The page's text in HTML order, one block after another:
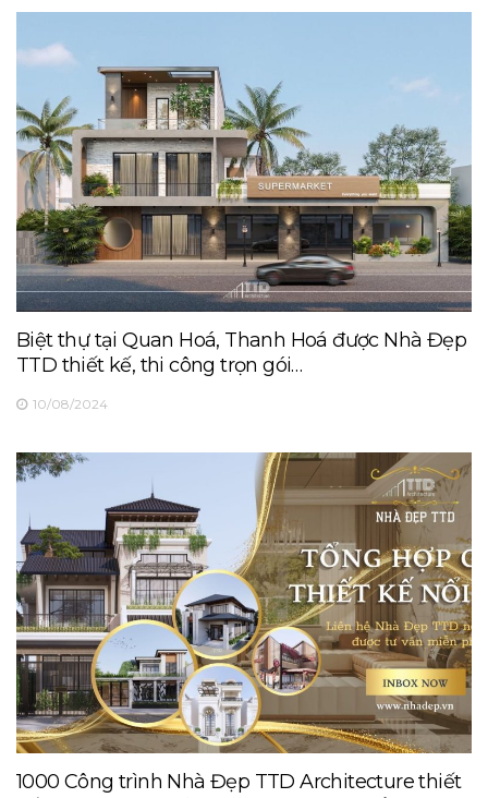
Biệt thự tại Quan Hoá, Thanh Hoá được Nhà Đẹp
TTD thiết kế, thi công trọn gói…
10/08/2024
1000 Công trình Nhà Đẹp TTD Architecture thiết